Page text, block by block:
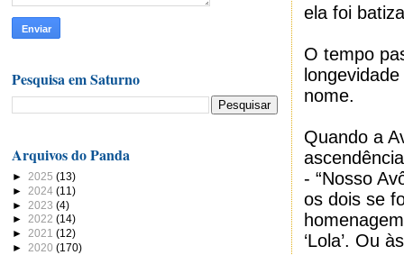
ela foi
O tempo
nome.
Quando a
- “Nosso
os dois se
‘Lola’. Ou
Pesquisa em Saturno
Arquivos do Panda
► 2025 (13)
► 2024 (11)
► 2023 (4)
► 2022 (14)
► 2021 (12)
► 2020 (170)